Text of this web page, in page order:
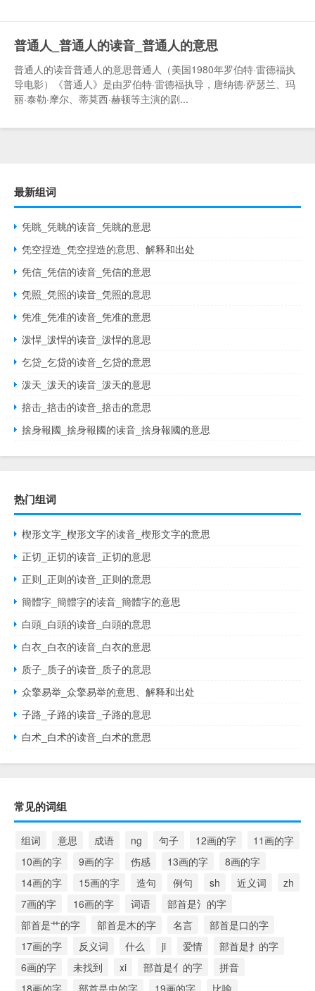
普通人_普通人的读音_普通人的意思
普通人的读音普通人的意思普通人（美国1980年罗伯特·雷德福执
导电影）《普通人》是由罗伯特·雷德福执导，唐纳德·萨瑟兰、玛
丽·泰勒·摩尔、蒂莫西·赫顿等主演的剧...
最新组词
凭眺_凭眺的读音_凭眺的意思
凭空捏造_凭空捏造的意思、解释和出处
凭信_凭信的读音_凭信的意思
凭照_凭照的读音_凭照的意思
凭准_凭准的读音_凭准的意思
泼悍_泼悍的读音_泼悍的意思
乞贷_乞贷的读音_乞贷的意思
泼天_泼天的读音_泼天的意思
掊击_掊击的读音_掊击的意思
捨身報國_捨身報國的读音_捨身報國的意思
热门组词
楔形文字_楔形文字的读音_楔形文字的意思
正切_正切的读音_正切的意思
正则_正则的读音_正则的意思
簡體字_簡體字的读音_簡體字的意思
白頭_白頭的读音_白頭的意思
白衣_白衣的读音_白衣的意思
质子_质子的读音_质子的意思
众擎易举_众擎易举的意思、解释和出处
子路_子路的读音_子路的意思
白术_白术的读音_白术的意思
常见的词组
组词 意思 成语 ng 句子 12画的字
11画的字
10画的字
9画的字 伤感 13画的字
8画的字
14画的字
15画的字 造句 例句 sh 近义词
zh
7画的字
16画的字 词语
部首是氵的字
部首是艹的字
部首是木的字 名言
部首是口的字
17画的字
反义词 什么 ji 爱情
部首是扌的字
6画的字
未找到 xi 部首是亻的字
拼音
18画的字
部首是虫的字 19画的字 比喻